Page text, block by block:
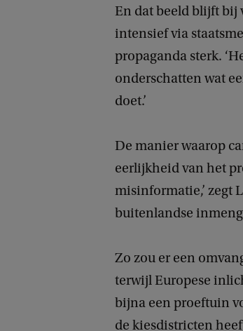
En dat beeld blijft bij
intensief via
propaganda sterk.
onderschatten wat
doet.’
De manier waarop
eerlijkheid van het
misinformatie,’ zegt
buitenlandse
Zo zou er een
terwijl Europese
bijna een proeftuin
de kiesdistricten